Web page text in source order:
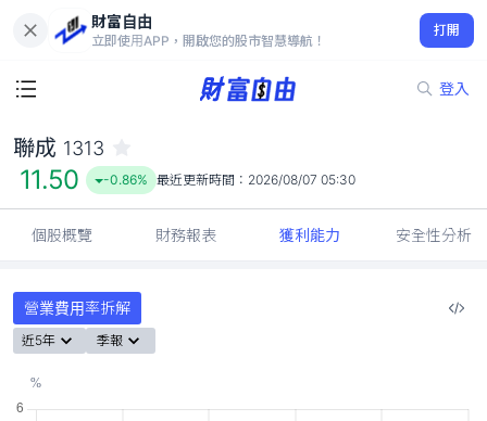
財富自由
立即使用APP，開啟您的股市智慧導航！
打開
登入
11.50
-0.86%
聯成 1313
11.50 -0.86% 最近更新時間： 2026/08/07 05:30
個股概覽 財務報表 獲利能力 安全性分析
營業費用率拆解
近5年 季報